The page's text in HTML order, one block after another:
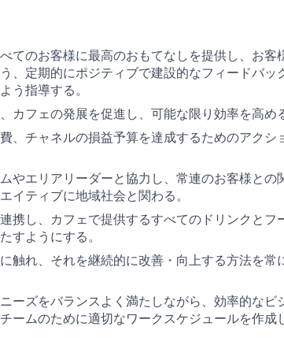
てのお客様に最高のおもてなしを提供し、お客
、定期的にポジティブで建設的なフィードバッ
う指導する。
カフェの発展を促進し、可能な限り効率を高め
、チャネルの損益予算を達成するためのアクシ
やエリアリーダーと協力し、常連のお客様との
イティブに地域社会と関わる。
携し、カフェで提供するすべてのドリンクとフ
すようにする。
触れ、それを継続的に改善・向上する方法を常
ーズをバランスよく満たしながら、効率的なビ
ームのために適切なワークスケジュールを作成